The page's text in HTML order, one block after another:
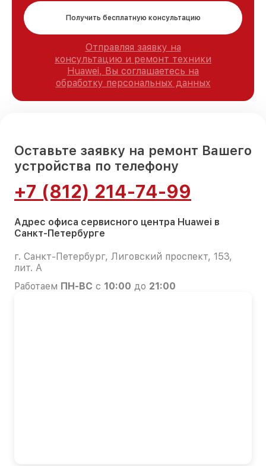
Получить бесплатную консультацию
Отправляя заявку на
консультацию и ремонт техники
Huawei, Вы соглашаетесь на
обработку персональных данных
Оставьте заявку на ремонт Вашего
устройства по телефону
+7 (812) 214-74-99
Адрес офиса сервисного центра Huawei в
Санкт-Петербурге
г. Санкт-Петербург, Лиговский проспект, 153,
лит. А
Работаем ПН-ВС с 10:00 до 21:00